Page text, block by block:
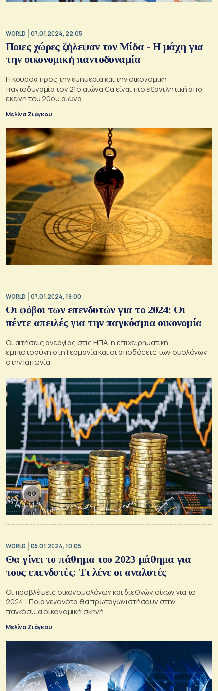
WORLD 07.01.2024, 22:05
Ποιες χώρες ζήλεψαν τον Μίδα - Η μάχη για
την οικονομική παντοδυναμία
Η κούρσα προς την ευημερία και την οικονομική
παντοδυναμία τον 21ο αιώνα θα είναι πιο εξαντλητική από
εκείνη του 20ου αιώνα
Μελίνα Ζιάγκου
WORLD 07.01.2024, 19:00
Oι φόβοι των επενδυτών για το 2024: Οι
πέντε απειλές για την παγκόσμια οικονομία
Οι αιτήσεις ανεργίας στις ΗΠΑ, η επιχειρηματική
εμπιστοσύνη στη Γερμανία και οι αποδόσεις των ομολόγων
στην Ιαπωνία
WORLD 05.01.2024, 10:05
Θα γίνει το πάθημα του 2023 μάθημα για
τους επενδυτές; Τι λένε οι αναλυτές
Οι προβλέψεις οικονομολόγων και διεθνών οίκων για το
2024 - Ποια γεγονότα θα πρωταγωνιστήσουν στην
παγκόσμια οικονομική σκηνή
Μελίνα Ζιάγκου